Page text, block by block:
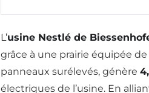
L’usine Nestlé de
grâce à une prairie équipée de
panneaux surélevés, génère
électriques de l’usine. En